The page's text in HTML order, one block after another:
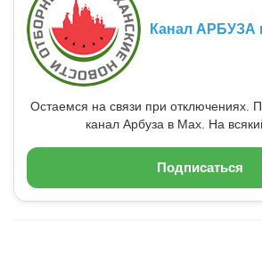
Канал АРБУЗА
Остаемся на связи при отключениях.
канал Арбуза в Max. На
Подписаться